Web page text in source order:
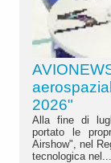
2026"
Alla fine di
portato le
Airshow", nel
tecnologica nel...